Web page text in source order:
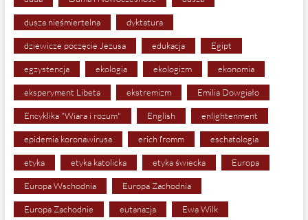
dusza nieśmiertelna dyktatura
dziewicze poczęcie Jezusa edukacja Egipt
egzystencja ekologia ekologizm ekonomia
eksperyment Libeta ekstremizm Emilia Dowgiało
Encyklika "Wiara i rozum" English enlightenment
epidemia koronawirusa erich fromm eschatologia
etyka etyka katolicka etyka świecka Europa
Europa Wschodnia Europa Zachodnia
Europa Zachodnie eutanazja Ewa Wilk